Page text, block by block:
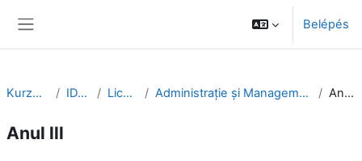
Belépés
Kurzusok ID/IFR Licență Administrație și Management Public Anul lll
Anul lll